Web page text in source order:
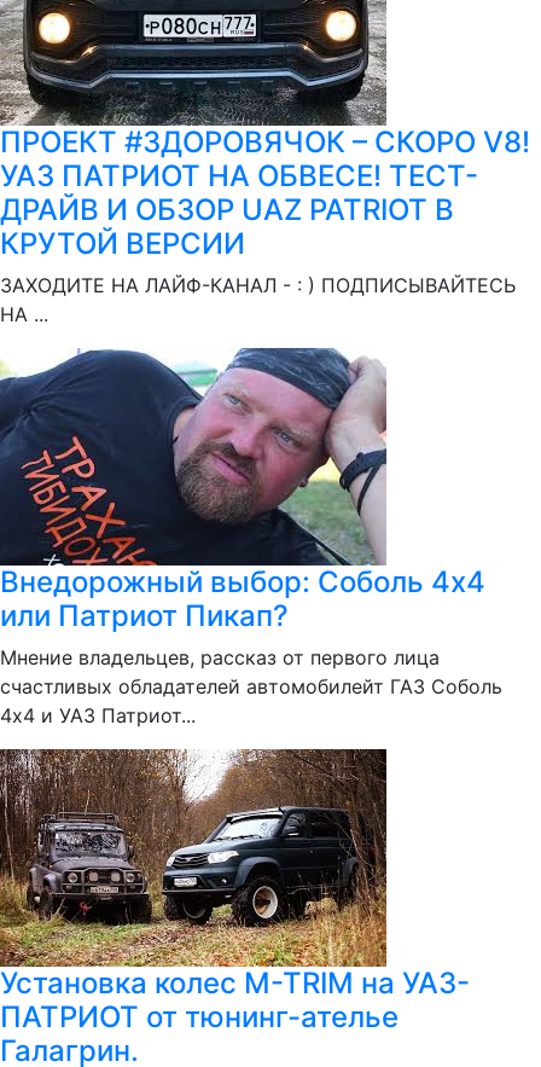
ПРОЕКТ #ЗДОРОВЯЧОК – СКОРО V8!
УАЗ ПАТРИОТ НА ОБВЕСЕ! ТЕСТ-
ДРАЙВ И ОБЗОР UAZ PATRIOT В
КРУТОЙ ВЕРСИИ
ЗАХОДИТЕ НА ЛАЙФ-КАНАЛ - : ) ПОДПИСЫВАЙТЕСЬ
НА ...
Внедорожный выбор: Соболь 4х4
или Патриот Пикап?
Мнение владельцев, рассказ от первого лица
счастливых обладателей автомобилейт ГАЗ Соболь
4х4 и УАЗ Патриот...
Установка колес M-TRIM на УАЗ-
ПАТРИОТ от тюнинг-ателье
Галагрин.